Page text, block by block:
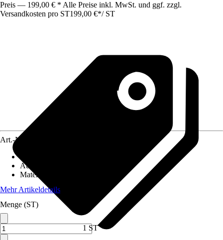
Preis — 199,00 € * Alle Preise inkl. MwSt. und ggf. zzgl.
Versandkosten pro ST199,00 €*/ ST
Art.-Nr.
Ausführung
Material
Mehr Artikeldetails
Menge (ST)
1 ST